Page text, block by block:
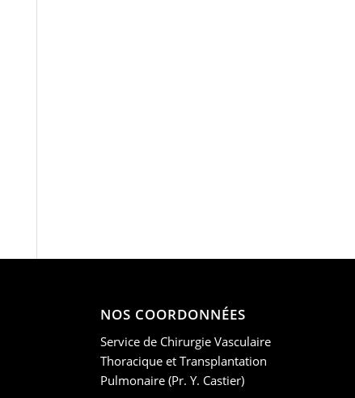
NOS COORDONNÉES
Service de Chirurgie Vasculaire
Thoracique et Transplantation
Pulmonaire (Pr. Y. Castier)